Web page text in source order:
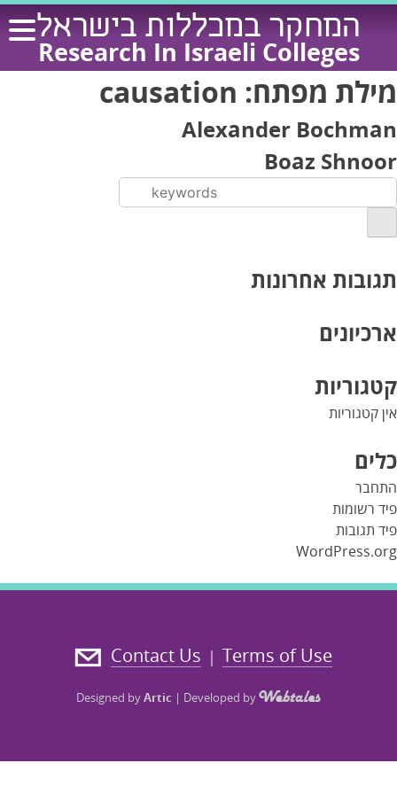
Skip
content
המחקר במכללות בישראל
Research In Israeli Colleges
מילת מפתח: causation
Alexander Bochman
Boaz Shnoor
תגובות אחרונות
ארכיונים
קטגוריות
אין קטגוריות
כלים
התחבר
פיד רשומות
פיד תגובות
WordPress.org
Terms of Use
|
Contact Us
Designed byArtic | Developed by